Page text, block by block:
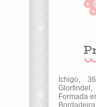
Ichigo,
Formada